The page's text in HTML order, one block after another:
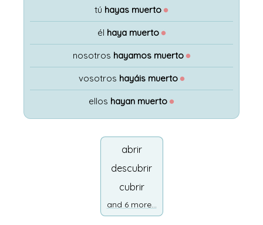
tú hayas muerto ●
él haya muerto ●
nosotros hayamos muerto ●
vosotros hayáis muerto ●
ellos hayan muerto ●
abrir
descubrir
cubrir
and 6 more...